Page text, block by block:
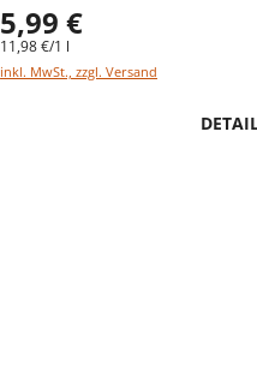
5,99 €
11,98 €/1 l
inkl. MwSt., zzgl. Versand